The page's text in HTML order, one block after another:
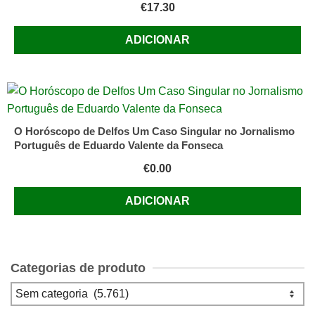
€17.30
ADICIONAR
O Horóscopo de Delfos Um Caso Singular no Jornalismo
Português de Eduardo Valente da Fonseca
€0.00
ADICIONAR
Categorias de produto